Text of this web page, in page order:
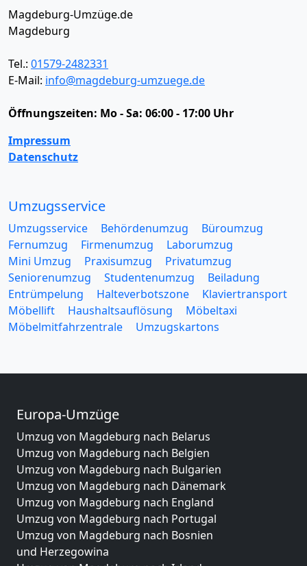
Magdeburg-Umzüge.de
Magdeburg
Tel.: 01579-2482331
E-Mail: info@magdeburg-umzuege.de
Öffnungszeiten: Mo - Sa: 06:00 - 17:00 Uhr
Impressum
Datenschutz
Umzugsservice
Umzugsservice Behördenumzug
Büroumzug
Fernumzug
Firmenumzug
Laborumzug
Mini Umzug
Praxisumzug
Privatumzug
Seniorenumzug
Studentenumzug
Beiladung
Entrümpelung
Halteverbotszone
Klaviertransport
Möbellift
Haushaltsauflösung
Möbeltaxi
Möbelmitfahrzentrale
Umzugskartons
Europa-Umzüge
Umzug von Magdeburg nach Belarus
Umzug von Magdeburg nach Belgien
Umzug von Magdeburg nach Bulgarien
Umzug von Magdeburg nach Dänemark
Umzug von Magdeburg nach England
Umzug von Magdeburg nach Portugal
Umzug von Magdeburg nach Bosnien
und Herzegowina